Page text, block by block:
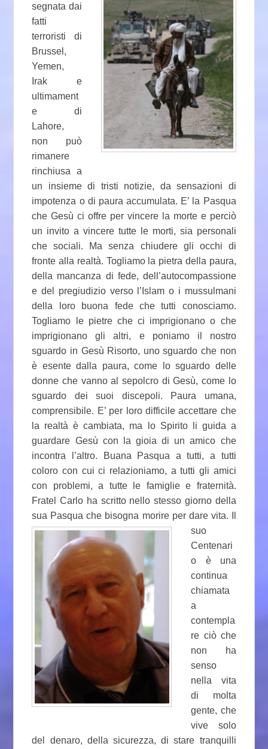
segnata dai
fatti
terroristi di
Brussel,
Yemen,
Irak e
ultimament
e di
Lahore,
non può
rimanere
rinchiusa a
un insieme di tristi notizie, da sensazioni di
impotenza o di paura accumulata. E’ la Pasqua
che Gesù ci offre per vincere la morte e perciò
un invito a vincere tutte le morti, sia personali
che sociali. Ma senza chiudere gli occhi di
fronte alla realtà. Togliamo la pietra della paura,
della mancanza di fede, dell’autocompassione
e del pregiudizio verso l’Islam o i mussulmani
della loro buona fede che tutti conosciamo.
Togliamo le pietre che ci imprigionano o che
imprigionano gli altri, e poniamo il nostro
sguardo in Gesù Risorto, uno sguardo che non
è esente dalla paura, come lo sguardo delle
donne che vanno al sepolcro di Gesù, come lo
sguardo dei suoi discepoli. Paura umana,
comprensibile. E’ per loro difficile accettare che
la realtà è cambiata, ma lo Spirito li guida a
guardare Gesù con la gioia di un amico che
incontra l’altro. Buana Pasqua a tutti, a tutti
coloro con cui ci relazioniamo, a tutti gli amici
con problemi, a tutte le famiglie e fraternità.
Fratel Carlo ha scritto nello stesso giorno della
sua Pasqua che bisogna morire per dare vita. Il
suo
Centenari
o è una
continua
chiamata
a
contempla
re ciò che
non ha
senso
nella vita
di molta
gente, che
vive solo
del denaro, della sicurezza, di stare tranquilli